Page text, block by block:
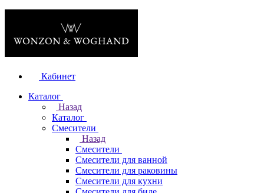
Кабинет
Каталог
Назад
Каталог
Смесители
Назад
Смесители
Смесители для ванной
Смесители для раковины
Смесители для кухни